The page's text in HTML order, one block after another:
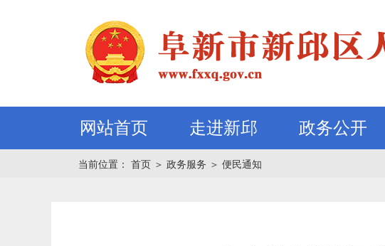
网站首页 走进新邱 政务公开
当前位置： 首页 ＞ 政务服务 ＞ 便民通知